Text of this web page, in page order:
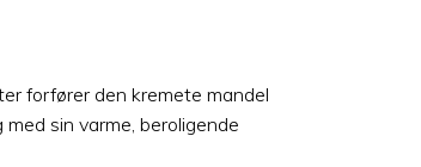
forfører den kremete mandel
sin varme, beroligende